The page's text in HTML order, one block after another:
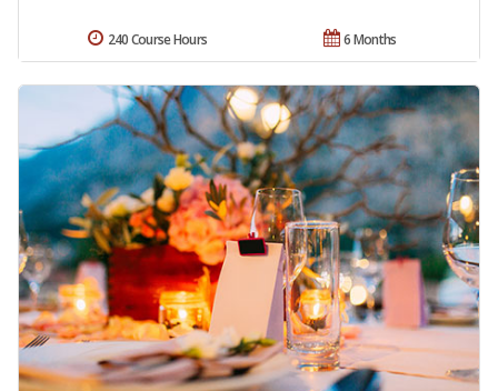
6 Months
240 Course Hours